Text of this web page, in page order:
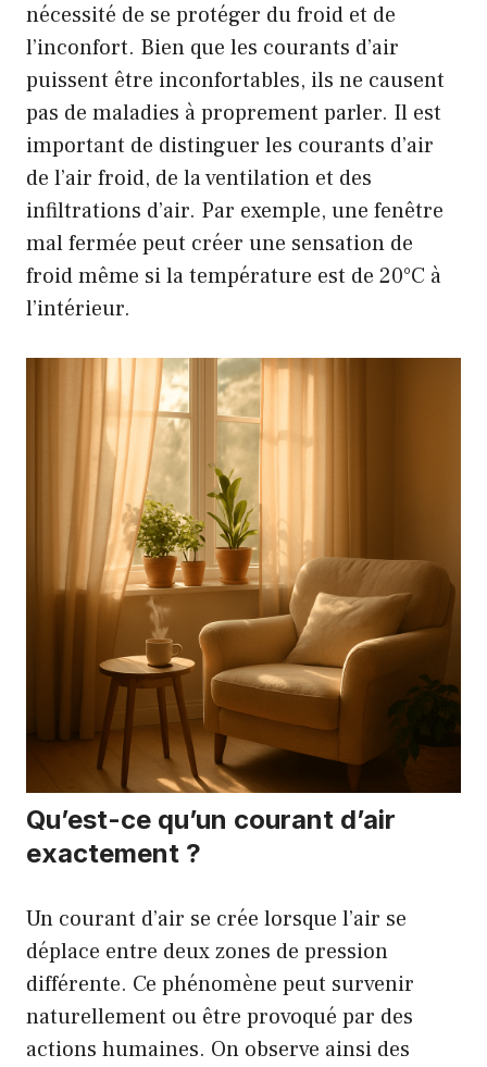
nécessité de se protéger du froid et de
l’inconfort. Bien que les courants d’air
puissent être inconfortables, ils ne causent
pas de maladies à proprement parler. Il est
important de distinguer les courants d’air
de l’air froid, de la ventilation et des
infiltrations d’air. Par exemple, une fenêtre
mal fermée peut créer une sensation de
froid même si la température est de 20°C à
l’intérieur.
Qu’est-ce qu’un courant d’air
exactement ?
Un courant d’air se crée lorsque l’air se
déplace entre deux zones de pression
différente. Ce phénomène peut survenir
naturellement ou être provoqué par des
actions humaines. On observe ainsi des